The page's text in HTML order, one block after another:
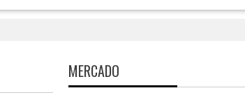
MERCADO